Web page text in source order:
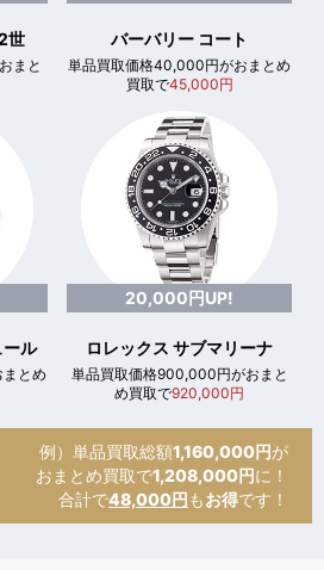
世
まと
バーバリー コート
単品買取価格40,000円がおまとめ
買取で45,000円
ル
とめ
20,000円UP!
ロレックス サブマリーナ
単品買取価格900,000円がおまと
め買取で920,000円
例）単品買取総額1,160,000円が
おまとめ買取で1,208,000円に！
合計で48,000円 もお得です！